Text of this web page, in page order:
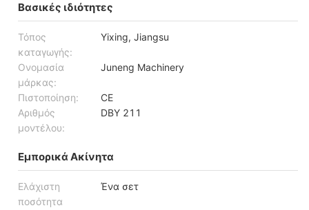
Βασικές ιδιότητες
Τόπος
καταγωγής:
Yixing, Jiangsu
Ονομασία
μάρκας:
Juneng Machinery
Πιστοποίηση:
CE
Αριθμός
μοντέλου:
DBY 211
Εμπορικά Ακίνητα
Ελάχιστη
ποσότητα
Ένα σετ